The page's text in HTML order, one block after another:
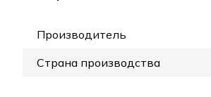
Производитель
Страна производства